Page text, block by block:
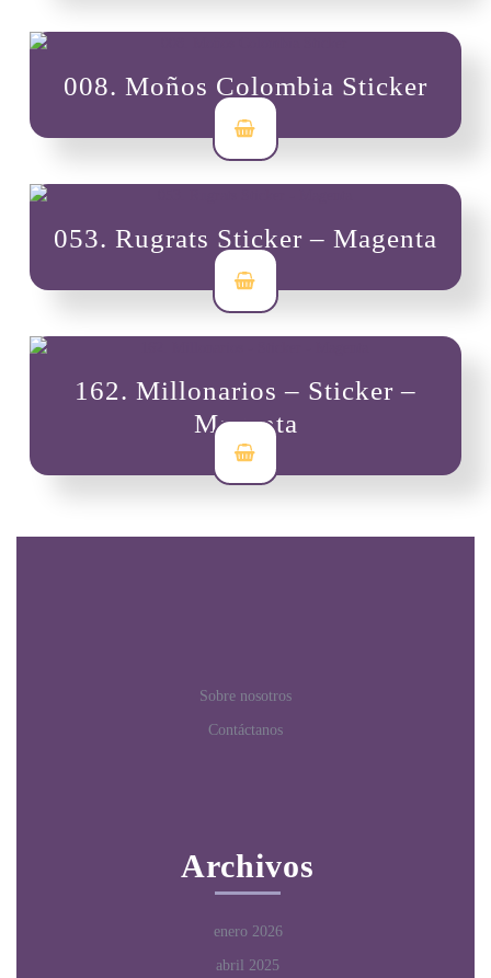
008. Moños Colombia Sticker
$ 3,500
053. Rugrats Sticker – Magenta
$ 3,500
162. Millonarios – Sticker –
Magenta
3,500
Sobre nosotros
Contáctanos
Archivos
enero 2026
abril 2025